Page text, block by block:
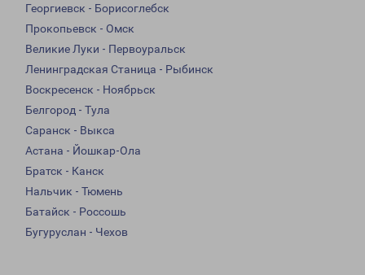
Георгиевск - Борисоглебск
Прокопьевск - Омск
Великие Луки - Первоуральск
Ленинградская Станица - Рыбинск
Воскресенск - Ноябрьск
Белгород - Тула
Саранск - Выкса
Астана - Йошкар-Ола
Братск - Канск
Нальчик - Тюмень
Батайск - Россошь
Бугуруслан - Чехов